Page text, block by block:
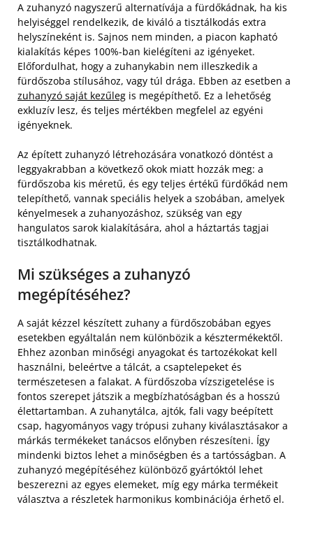
A zuhanyzó nagyszerű alternatívája a fürdőkádnak, ha kis
helyiséggel rendelkezik, de kiváló a tisztálkodás extra
helyszíneként is. Sajnos nem minden, a piacon kapható
kialakítás képes 100%-ban kielégíteni az igényeket.
Előfordulhat, hogy a zuhanykabin nem illeszkedik a
fürdőszoba stílusához, vagy túl drága. Ebben az esetben a
zuhanyzó saját kezűleg is megépíthető. Ez a lehetőség
exkluzív lesz, és teljes mértékben megfelel az egyéni
igényeknek.
Az épített zuhanyzó létrehozására vonatkozó döntést a
leggyakrabban a következő okok miatt hozzák meg: a
fürdőszoba kis méretű, és egy teljes értékű fürdőkád nem
telepíthető, vannak speciális helyek a szobában, amelyek
kényelmesek a zuhanyozáshoz, szükség van egy
hangulatos sarok kialakítására, ahol a háztartás tagjai
tisztálkodhatnak.
Mi szükséges a zuhanyzó
megépítéséhez?
A saját kézzel készített zuhany a fürdőszobában egyes
esetekben egyáltalán nem különbözik a késztermékektől.
Ehhez azonban minőségi anyagokat és tartozékokat kell
használni, beleértve a tálcát, a csaptelepeket és
természetesen a falakat. A fürdőszoba vízszigetelése is
fontos szerepet játszik a megbízhatóságban és a hosszú
élettartamban. A zuhanytálca, ajtók, fali vagy beépített
csap, hagyományos vagy trópusi zuhany kiválasztásakor a
márkás termékeket tanácsos előnyben részesíteni. Így
mindenki biztos lehet a minőségben és a tartósságban. A
zuhanyzó megépítéséhez különböző gyártóktól lehet
beszerezni az egyes elemeket, míg egy márka termékeit
választva a részletek harmonikus kombinációja érhető el.